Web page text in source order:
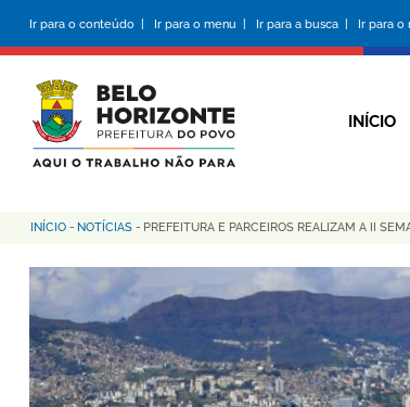
conteúdo
principal
Ir para o conteúdo | Ir para o menu | Ir para a busca | Ir para
INÍCIO
Trilha
de
navegação
INÍCIO - NOTÍCIAS - PREFEITURA E PARCEIROS REALIZAM A II